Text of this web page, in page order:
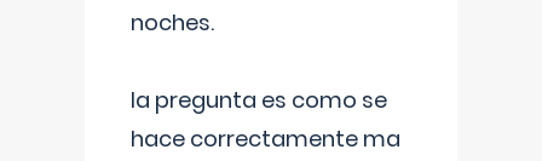
noches.
la pregunta es como se
hace correctamente ma